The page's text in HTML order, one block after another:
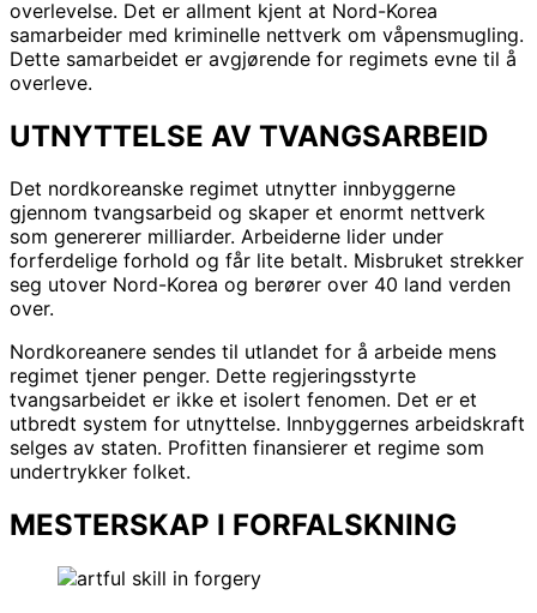
overlevelse. Det er allment kjent at Nord-Korea
samarbeider med kriminelle nettverk om våpensmugling.
Dette samarbeidet er avgjørende for regimets evne til å
overleve.
UTNYTTELSE AV TVANGSARBEID
Det nordkoreanske regimet utnytter innbyggerne
gjennom tvangsarbeid og skaper et enormt nettverk
som genererer milliarder. Arbeiderne lider under
forferdelige forhold og får lite betalt. Misbruket strekker
seg utover Nord-Korea og berører over 40 land verden
over.
Nordkoreanere sendes til utlandet for å arbeide mens
regimet tjener penger. Dette regjeringsstyrte
tvangsarbeidet er ikke et isolert fenomen. Det er et
utbredt system for utnyttelse. Innbyggernes arbeidskraft
selges av staten. Profitten finansierer et regime som
undertrykker folket.
MESTERSKAP I FORFALSKNING